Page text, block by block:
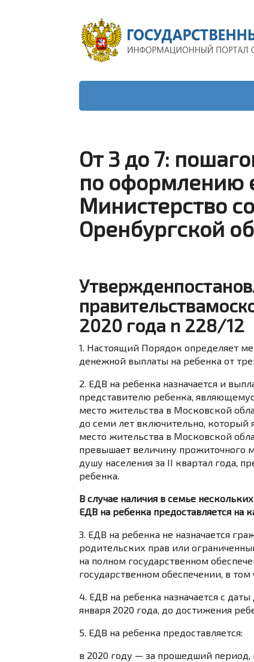
От 3 до 7:
по оформлению
Министерство
Оренбургской
2020 года n 228/12
1. Настоящий Порядок определяет
денежной выплаты на ребенка от
2. ЕДВ на ребенка назначается и
представителю ребенка,
место жительства в Московской
до семи лет включительно,
место жительства в Московской
превышает величину прожиточного
душу населения за II квартал года,
ребенка.
В случае наличия в семье
ЕДВ на ребенка предоставляется на
3. ЕДВ на ребенка не назначается
родительских прав или
на полном государственном
государственном обеспечении, в
4. ЕДВ на ребенка назначается с
января 2020 года, до достижения
5. ЕДВ на ребенка предоставляется:
в 2020 году — за прошедший период,